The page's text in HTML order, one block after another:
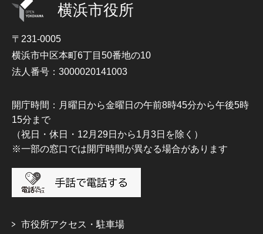
横浜市役所
〒231-0005
横浜市中区本町6丁目50番地の10
法人番号：3000020141003
開庁時間：月曜日から金曜日の午前8時45分から午後5時
15分まで
（祝日・休日・12月29日から1月3日を除く）
※一部の窓口では開庁時間が異なる場合があります
市役所アクセス・駐車場